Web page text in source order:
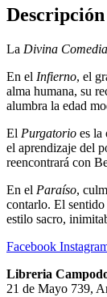
Descripción
La Divina Comedia
En el Infierno, el
alma humana, su
alumbra la edad
El Purgatorio es la
el aprendizaje del
reencontrará con
En el Paraíso,
contarlo. El sentido
estilo sacro,
Facebook
Libreria
21 de Mayo 739,